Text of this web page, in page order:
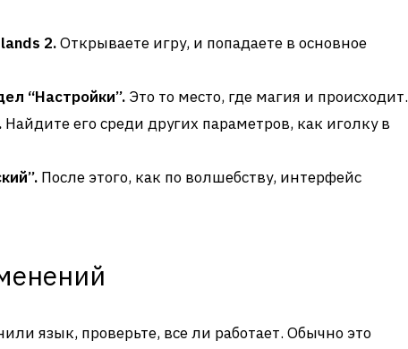
2.Открываете игру, и попадаете в основное
“Настройки”. Это то место, где магия и происходит.
Найдите его среди других параметров, как иголку в
После этого, как по волшебству, интерфейс
язык, проверьте, все ли работает. Обычно это